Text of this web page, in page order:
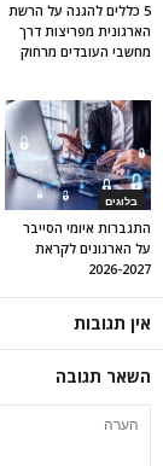
5 כללים להגנה על הרשת
הארגונית מפריצות דרך
מחשבי העובדים מרחוק
בלוגים
התגברות איומי הסייבר
על הארגונים לקראת
2026-2027
אין תגובות
השאר תגובה